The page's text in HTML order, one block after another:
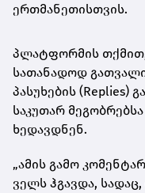
ერთმანეთისთვის.
პლატფორმის
სათანადოდ
პასუხების (Replies)
საკუთარ
ხედავდნენ.
„ამის გამო
ველს ჰგავდა,